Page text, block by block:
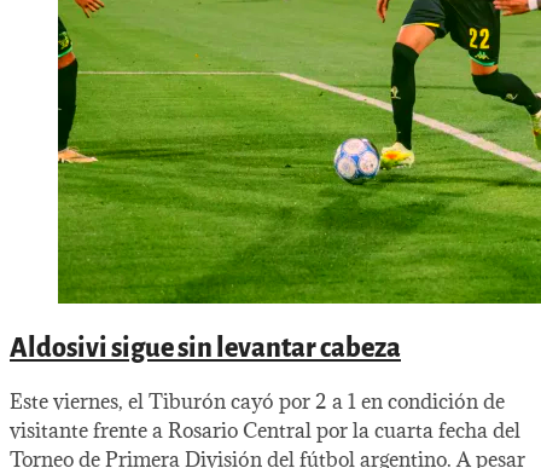
Aldosivi sigue sin levantar cabeza
Este viernes, el Tiburón cayó por 2 a 1 en condición de
visitante frente a Rosario Central por la cuarta fecha del
Torneo de Primera División del fútbol argentino. A pesar